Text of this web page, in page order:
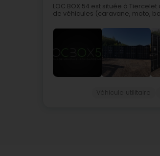
LOC BOX 54 est située à
de véhicules (caravane, moto,